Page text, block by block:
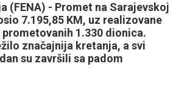
(FENA) - Promet na Sarajevskoj
7.195,85 KM, uz realizovane
1.330 dionica.
značajnija kretanja, a svi
su završili sa padom